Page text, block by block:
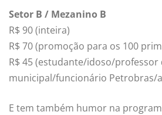
Setor B / Mezanino B
R$ 90 (inteira)
R$ 70 (promoção para os 100
R$ 45 (estudante/idoso/professor
municipal/funcionário Petrobras/
E tem também humor na